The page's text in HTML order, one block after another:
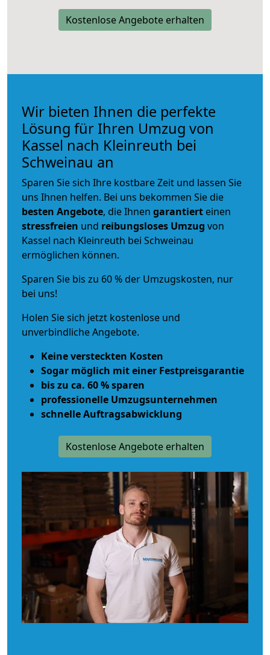
Kostenlose Angebote erhalten
Wir bieten Ihnen die perfekte
Lösung für Ihren Umzug von
Kassel nach Kleinreuth bei
Schweinau an
Sparen Sie sich Ihre kostbare Zeit und lassen Sie
uns Ihnen helfen. Bei uns bekommen Sie die
besten Angebote, die Ihnen garantiert einen
stressfreien und reibungsloses Umzug von
Kassel nach Kleinreuth bei Schweinau
ermöglichen können.
Sparen Sie bis zu 60 % der Umzugskosten, nur
bei uns!
Holen Sie sich jetzt kostenlose und
unverbindliche Angebote.
Keine versteckten Kosten
Sogar möglich mit einer Festpreisgarantie
bis zu ca. 60 % sparen
professionelle Umzugsunternehmen
schnelle Auftragsabwicklung
Kostenlose Angebote erhalten